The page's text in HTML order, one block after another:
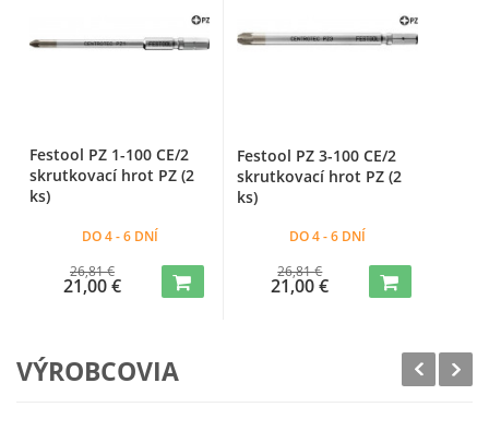
Festool PZ 1-100 CE/2
skrutkovací hrot PZ (2
ks)
DO 4 - 6 DNÍ
26,81 €
21,00 €
Festool PZ 3-100 CE/2
skrutkovací hrot PZ (2
ks)
DO 4 - 6 DNÍ
26,81 €
21,00 €
VÝROBCOVIA